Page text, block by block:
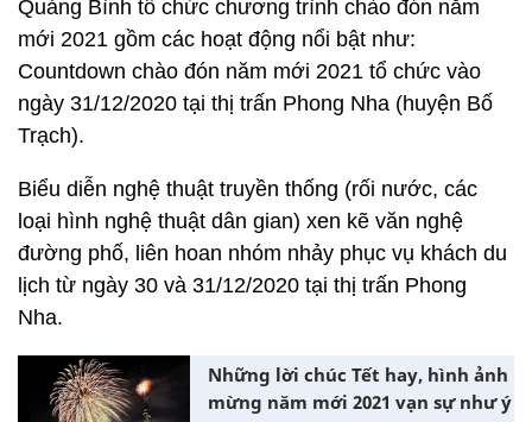
Quảng Bình tổ chức chương trình chào đón năm
mới 2021 gồm các hoạt động nổi bật như:
Countdown chào đón năm mới 2021 tổ chức vào
ngày 31/12/2020 tại thị trấn Phong Nha (huyện Bố
Trạch).
Biểu diễn nghệ thuật truyền thống (rối nước, các
loại hình nghệ thuật dân gian) xen kẽ văn nghệ
đường phố, liên hoan nhóm nhảy phục vụ khách du
lịch từ ngày 30 và 31/12/2020 tại thị trấn Phong
Nha.
Những lời chúc Tết hay, hình ảnh
mừng năm mới 2021 vạn sự như ý